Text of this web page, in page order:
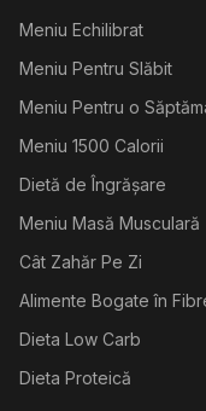
Meniu Echilibrat
Meniu Pentru Slăbit
Meniu Pentru o
Meniu 1500 Calorii
Dietă de Îngrășare
Meniu Masă Musculară
Cât Zahăr Pe Zi
Alimente Bogate în
Dieta Low Carb
Dieta Proteică